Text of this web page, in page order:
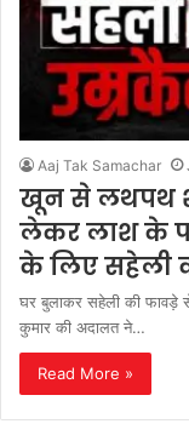
Aaj Tak Samachar
खून से लथपथ
लेकर लाश के
के लिए सहेली
घर बुलाकर सहेली की फावड़े
कुमार की अदालत ने…
Read More »